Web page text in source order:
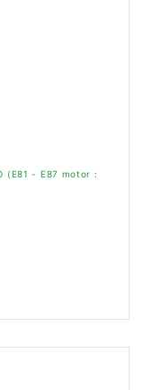
(E81 - E87 motor :